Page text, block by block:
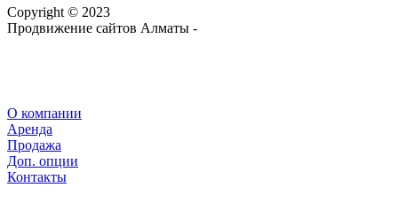
Copyright © 2023
Продвижение сайтов Алматы -
О компании
Аренда
Продажа
Доп. опции
Контакты